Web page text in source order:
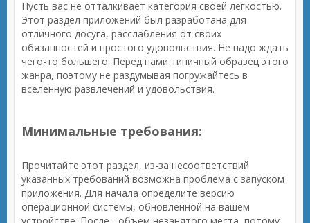
Пусть вас не отталкивает категория своей легкостью.
Этот раздел приложений был разработана для
отличного досуга, расслабления от своих
обязанностей и простого удовольствия. Не надо ждать
чего-то большего. Перед нами типичный образец этого
жанра, поэтому не раздумывая погружайтесь в
вселенную развлечений и удовольствия.
Минимальные требования:
Прочитайте этот раздел, из-за несоответствий
указанных требований возможна проблема с запуском
приложения. Для начала определите версию
операционной системы, обновленной на вашем